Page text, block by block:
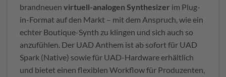
brandneuen virtuell-analogen Synthesizer im Plug-
in-Format auf den Markt – mit dem Anspruch, wie ein
echter Boutique-Synth zu klingen und sich auch so
anzufühlen. Der UAD Anthem ist ab sofort für UAD
Spark (Native) sowie für UAD-Hardware erhältlich
und bietet einen flexiblen Workflow für Produzenten,